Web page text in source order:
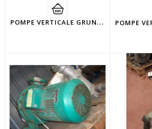
P
OMPE VERTICALE GRUNDFOS